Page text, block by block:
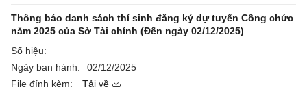
Thông báo danh sách thí sinh đăng ký dự tuyển Công chức
năm 2025 của Sở Tài chính (Đến ngày 02/12/2025)
Số hiệu:
Ngày ban hành:
02/12/2025
File đính kèm:
Tải về